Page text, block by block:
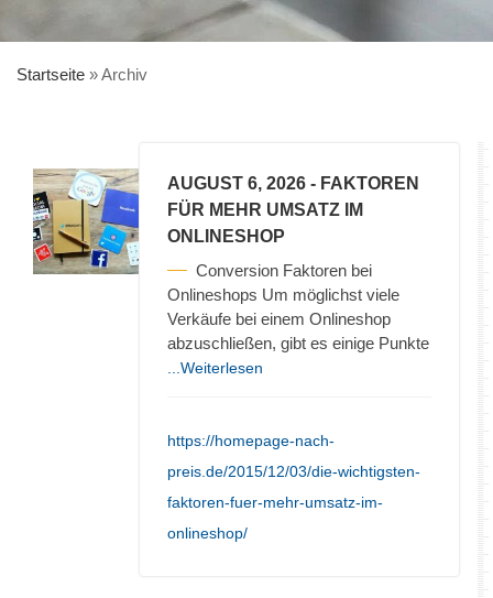
Startseite »Archiv
AUGUST 6, 2026 - FAKTOREN
FÜR MEHR UMSATZ IM
ONLINESHOP
Conversion Faktoren bei
Onlineshops Um möglichst viele
Verkäufe bei einem Onlineshop
abzuschließen, gibt es einige Punkte
...Weiterlesen
https://homepage-nach-
preis.de/2015/12/03/die-wichtigsten-
faktoren-fuer-mehr-umsatz-im-
onlineshop/